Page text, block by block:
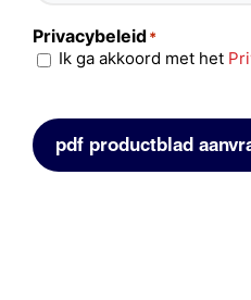
Privacybeleid*
Ik ga akkoord met het
pdf productblad